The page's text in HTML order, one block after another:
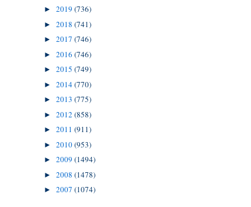
► 2019 (736)
► 2018 (741)
► 2017 (746)
► 2016 (746)
► 2015 (749)
► 2014(770)
► 2013 (775)
► 2012 (858)
► 2011 (911)
► 2010(953)
► 2009 (1494)
► 2008 (1478)
► 2007 (1074)